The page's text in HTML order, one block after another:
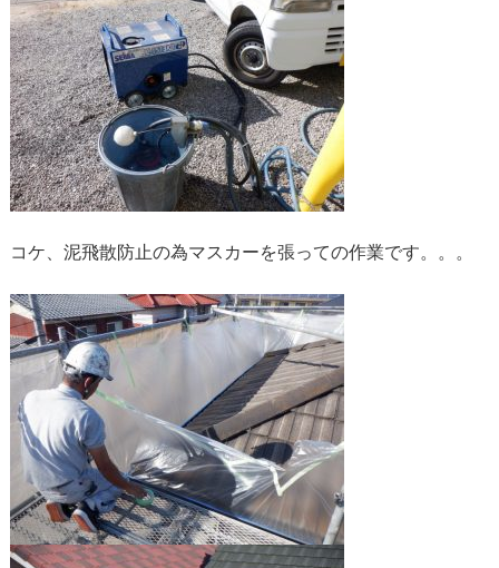
コケ、泥飛散防止の為マスカーを張っての作業です。。。